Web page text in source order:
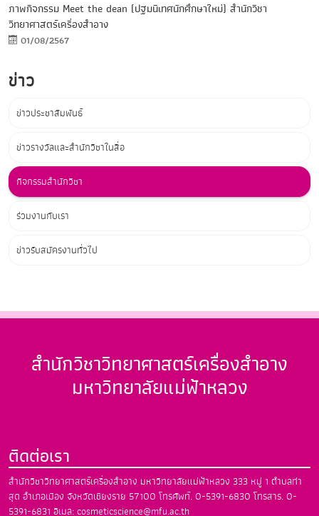
ภาพกิจกรรม Meet the dean (ปฐมนิเทศนักศึกษาใหม่) สำนักวิชา
วิทยาศาสตร์เครื่องสำอาง
01/08/2567
ข่าว
ข่าวประชาสัมพันธ์
ข่าวรางวัลและสำนักวิชาในสื่อ
กิจกรรมสำนักวิชา
ร่วมงานกับเรา
ข่าวรับสมัครงานทั่วไป
สำนักวิชาวิทยาศาสตร์เครื่องสำอาง
มหาวิทยาลัยแม่ฟ้าหลวง
ติดต่อเรา
สำนักวิชาวิทยาศาสตร์เครื่องสำอาง มหาวิทยาลัยแม่ฟ้าหลวง 333 หมู่ 1 ตำบลท่า
สุด อำเภอเมือง จังหวัดเชียงราย 57100 โทรศัพท์. 0-5391-6830 โทรสาร. 0-
5391-6831 อีเมล: cosmeticscience@mfu.ac.th